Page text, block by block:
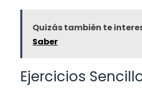
Quizás también te
Saber
Ejercicios